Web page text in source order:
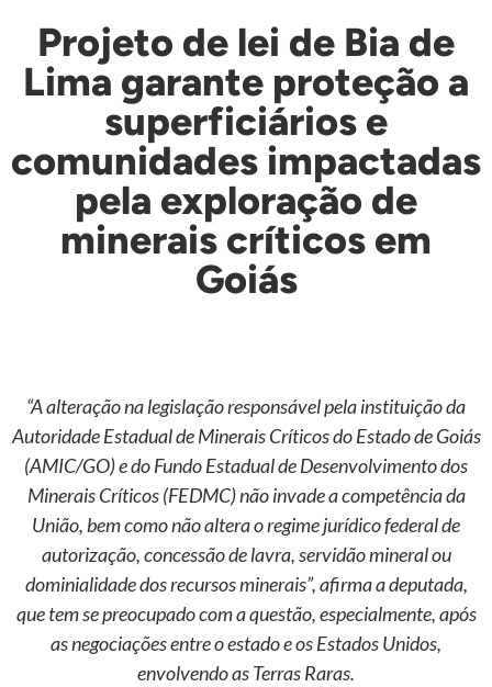
Projeto de lei de Bia de
Lima garante proteção a
superficiários e
comunidades impactadas
pela exploração de
minerais críticos em
Goiás
“A alteração na legislação responsável pela instituição da
Autoridade Estadual de Minerais Críticos do Estado de Goiás
(AMIC/GO) e do Fundo Estadual de Desenvolvimento dos
Minerais Críticos (FEDMC) não invade a competência da
União, bem como não altera o regime jurídico federal de
autorização, concessão de lavra, servidão mineral ou
dominialidade dos recursos minerais”, afirma a deputada,
que tem se preocupado com a questão, especialmente, após
as negociações entre o estado e os Estados Unidos,
envolvendo as Terras Raras.